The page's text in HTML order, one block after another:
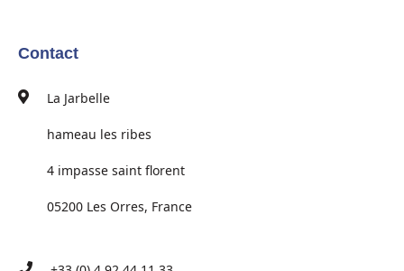
Contact
La Jarbelle
hameau les ribes
4 impasse saint florent
05200 Les Orres, France